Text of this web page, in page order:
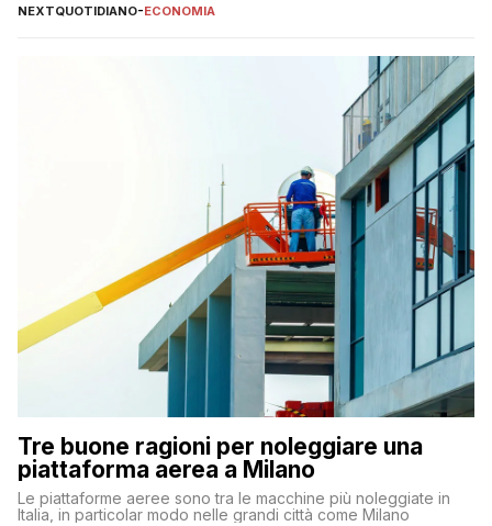
NEXTQUOTIDIANO-ECONOMIA
Tre buone ragioni per noleggiare una
piattaforma aerea a Milano
Le piattaforme aeree sono tra le macchine più noleggiate in
Italia, in particolar modo nelle grandi città come Milano